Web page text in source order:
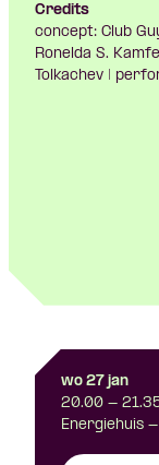
Credits
concept: Club
Ronelda S.
Tolkachev |
wo 27 jan
20.00 -
Energiehuis